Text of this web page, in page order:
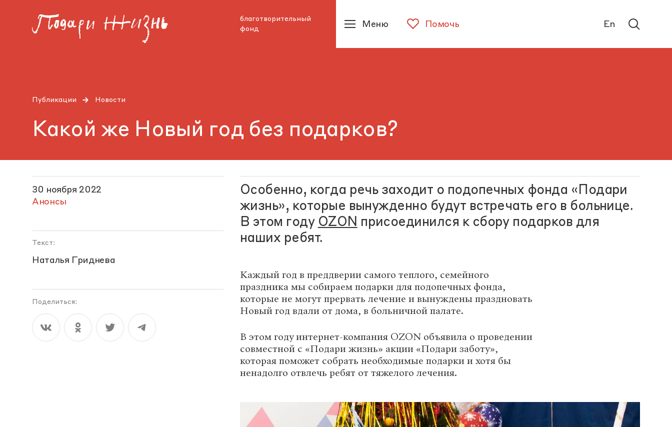
благотворительный
фонд
Помочь
Меню En
Публикации Новости
Какой же Новый год без подарков?
30 ноября 2022
Анонсы
Текст:
Наталья Гриднева
Поделиться:
Особенно, когда речь заходит о подопечных фонда «Подари
жизнь», которые вынужденно будут встречать его в больнице.
В этом году OZON присоединился к сбору подарков для
наших ребят.
Каждый год в преддверии самого теплого, семейного
праздника мы собираем подарки для подопечных фонда,
которые не могут прервать лечение и вынуждены праздновать
Новый год вдали от дома, в больничной палате.
В этом году интернет-компания OZON объявила о проведении
совместной с «Подари жизнь» акции «Подари заботу»,
которая поможет собрать необходимые подарки и хотя бы
ненадолго отвлечь ребят от тяжелого лечения.